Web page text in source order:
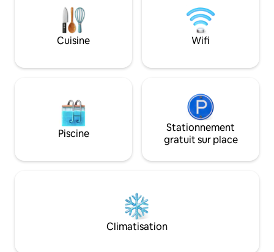
chant des oiseaux et à la pluie. L'espace
est calme et impeccable, entretenu par
une équipe locale réputée pour sa
gentillesse. À dix minutes de la ville,
à proximité. Ce que nous offrons : Vue à
180 ° sur l'océan
amoureux Petite piscine
À 5 minutes de
chambre
Cuisine Wifi
Piscine
Stationnement
gratuit sur place
Climatisation